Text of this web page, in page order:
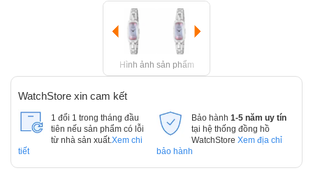
Hình ảnh sản phẩm
WatchStore xin cam kết
1 đổi 1 trong tháng đầu
tiên nếu sản phẩm có lỗi
từ nhà sản xuất. Xem chi
tiết
Bảo hành 1-5 năm uy tín
tại hệ thống đồng hồ
WatchStore Xem địa chỉ
bảo hành